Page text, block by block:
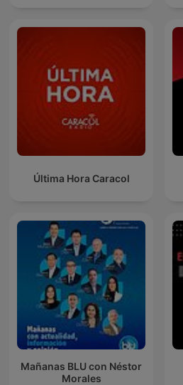
Última Hora Caracol
Mañanas BLU con Néstor
Morales